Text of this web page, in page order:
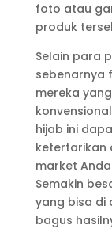
foto atau
produk
Selain para
sebenarnya
mereka
hijab ini
ketertarikan
market
Semakin
yang bisa di
bagus